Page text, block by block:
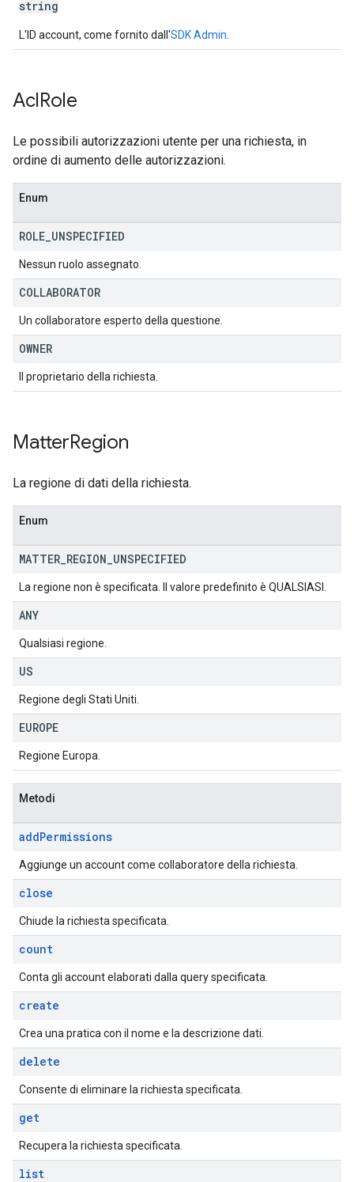
string
L'ID account, come fornito dall'SDK Admin
AclRole
Le possibili autorizzazioni utente per una richiesta, in
ordine di aumento delle autorizzazioni.
Enum
ROLE UNSPECIFIED
Nessun ruolo assegnato.
COLLABORATOR
Un collaboratore esperto della questione.
OWNER
Il proprietario della richiesta.
MatterRegion
La regione di dati della richiesta.
Enum
MATTER REGION UNSPECIFIED
La regione non è specificata. Il valore predefinito è QUALSIASI.
ANY
Qualsiasi regione.
US
Regione degli Stati Uniti.
EUROPE
Regione Europa.
Metodi
addPermissions
Aggiunge un account come collaboratore della richiesta.
close
Chiude la richiesta specificata.
count
Conta gli account elaborati dalla query specificata.
create
Crea una pratica con il nome e la descrizione dati.
delete
Consente di eliminare la richiesta specificata.
get
Recupera la richiesta specificata.
list